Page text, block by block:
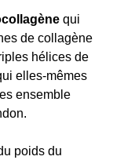
qui
de collagène
hélices de
elles-mêmes
ensemble
poids du